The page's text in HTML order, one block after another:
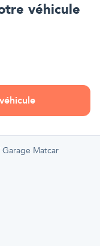
véhicule
Garage Matcar